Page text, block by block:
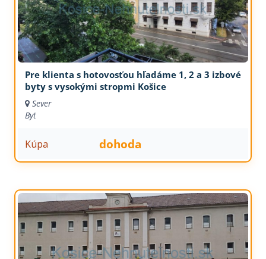
Pre klienta s hotovosťou hľadáme 1, 2 a 3 izbové
byty s vysokými stropmi Košice
Sever
Byt
Kúpa dohoda